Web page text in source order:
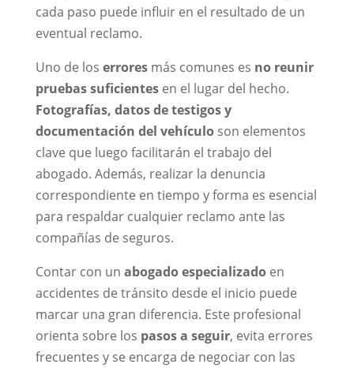
cada paso puede influir en el resultado de un
eventual reclamo.
Uno de los erroresmás comunes es no reunir
pruebas suficientesen el lugar del hecho.
Fotografías, datos de testigos y
documentación del vehículoson elementos
clave que luego facilitarán el trabajo del
abogado. Además, realizar la denuncia
correspondiente en tiempo y forma es esencial
para respaldar cualquier reclamo ante las
compañías de seguros.
Contar con un abogado especializadoen
accidentes de tránsito desde el inicio puede
marcar una gran diferencia. Este profesional
orienta sobre los pasos a seguir, evita errores
frecuentes y se encarga de negociar con las